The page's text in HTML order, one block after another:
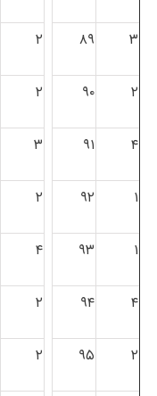
۳ ۸۹ ۲
۲ ۹۰ ۲
۴ ۹۱ ۳
۱ ۹۲ ۲
۱ ۹۳ ۴
۴ ۹۴ ۲
۲ ۹۵ ۲